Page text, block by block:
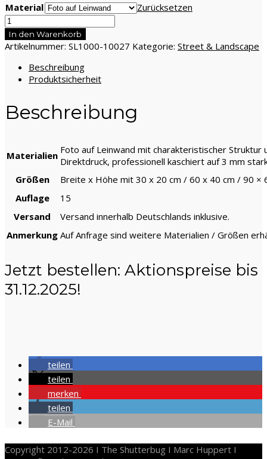
Material
Zurücksetzen
Street
&
Landscape,
Menge
In den Warenkorb
Artikelnummer: SL1000-10027 Kategorie: Street & Landscape
Beschreibung
Produktsicherheit
Beschreibung
Materialien Foto auf Leinwand mit charakteristischer
Direktdruck, professionell kaschiert auf 3 mm
Größen
Breite x Höhe mit 30 x 20 cm / 60 x 40 cm / 90 ×
Auflage
15
Versand
Versand innerhalb Deutschlands inklusive.
Anmerkung Auf Anfrage sind weitere Materialien / Größen
Jetzt bestellen: Aktionspreise bis
31.12.2025!
teilen
teilen
merken
teilen
E-Mail
Copyright 2012-2026 I The Shutterbug I Marc Huppert I